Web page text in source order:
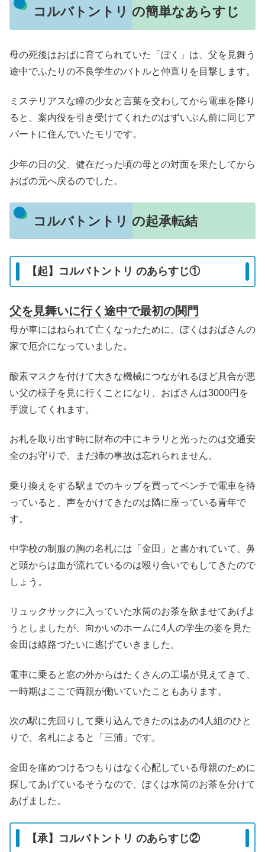
コルバトントリ の簡単なあらすじ
母の死後はおばに育てられていた「ぼく」は、父を見舞う
途中でふたりの不良学生のバトルと仲直りを目撃します。
ミステリアスな瞳の少女と言葉を交わしてから電車を降り
ると、案内役を引き受けてくれたのはずいぶん前に同じア
パートに住んでいたモリです。
少年の日の父、健在だった頃の母との対面を果たしてから
おばの元へ戻るのでした。
コルバトントリ の起承転結
【起】コルバトントリ のあらすじ①
父を見舞いに行く途中で最初の関門
母が車にはねられて亡くなったために、ぼくはおばさんの
家で厄介になっていました。
酸素マスクを付けて大きな機械につながれるほど具合が悪
い父の様子を見に行くことになり、おばさんは3000円を
手渡してくれます。
お札を取り出す時に財布の中にキラリと光ったのは交通安
全のお守りで、まだ姉の事故は忘れられません。
乗り換えをする駅までのキップを買ってベンチで電車を待
っていると、声をかけてきたのは隣に座っている青年で
す。
中学校の制服の胸の名札には「金田」と書かれていて、鼻
と頭からは血が流れているのは殴り合いでもしてきたので
しょう。
リュックサックに入っていた水筒のお茶を飲ませてあげよ
うとしましたが、向かいのホームに4人の学生の姿を見た
金田は線路づたいに逃げていきました。
電車に乗ると窓の外からはたくさんの工場が見えてきて、
一時期はここで両親が働いていたこともあります。
次の駅に先回りして乗り込んできたのはあの4人組のひと
りで、名札によると「三浦」です。
金田を痛めつけるつもりはなく心配している母親のために
探してあげているそうなので、ぼくは水筒のお茶を分けて
あげました。
【承】コルバトントリ のあらすじ②